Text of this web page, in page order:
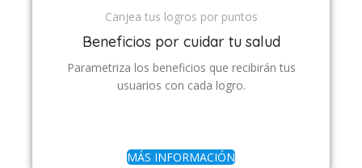
Canjea tus logros por puntos
Beneficios por cuidar tu salud
Parametriza los beneficios que recibirán tus
usuarios con cada logro.
MÁS INFORMACIÓN